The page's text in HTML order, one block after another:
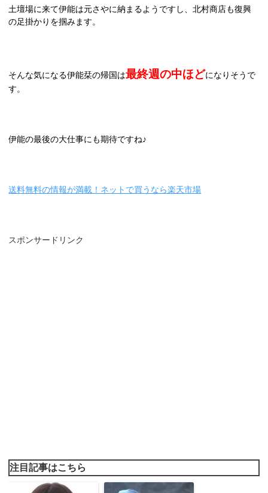
土壇場に来て伊能は元さやに納まるようですし、北村商店も復興
の足掛かりを掴みます。
そんな気になる伊能栞の帰国は最終週の中ほどになりそうで
す。
伊能の最後の大仕事にも期待ですね♪
送料無料の情報が満載！ネットで買うなら楽天市場
スポンサードリンク
注目記事はこちら